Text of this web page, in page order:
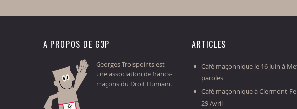
A PROPOS DE G3P
Georges Troispoints est
une association de francs-
maçons du Droit Humain.
ARTICLES
Café maçonnique le 16 Juin à
paroles
Café maçonnique à Clermont-
29 Avril